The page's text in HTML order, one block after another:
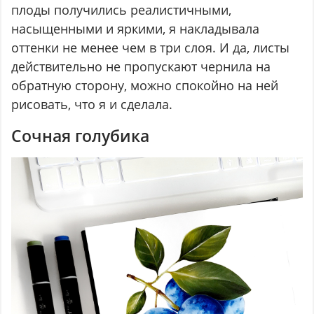
плоды получились реалистичными,
насыщенными и яркими, я накладывала
оттенки не менее чем в три слоя. И да, листы
действительно не пропускают чернила на
обратную сторону, можно спокойно на ней
рисовать, что я и сделала.
Сочная голубика